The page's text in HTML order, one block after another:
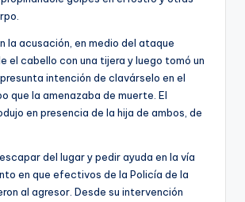
la acusación, en medio del ataque
el cabello con una tijera y luego tomó un
intención de clavárselo en el
que la amenazaba de muerte. El
en presencia de la hija de ambos, de
del lugar y pedir ayuda en la vía
en que efectivos de la Policía de la
al agresor. Desde su intervención